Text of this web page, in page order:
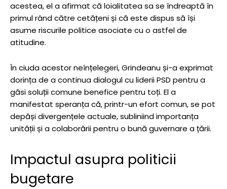
acestea, el a afirmat că loialitatea sa se îndreaptă în
primul rând către cetățeni și că este dispus să își
asume riscurile politice asociate cu o astfel de
atitudine.
În ciuda acestor neînțelegeri, Grindeanu și-a exprimat
dorința de a continua dialogul cu liderii PSD pentru a
găsi soluții comune benefice pentru toți. El a
manifestat speranța că, printr-un efort comun, se pot
depăși divergențele actuale, subliniind importanța
unității și a colaborării pentru o bună guvernare a țării.
Impactul asupra politicii
bugetare